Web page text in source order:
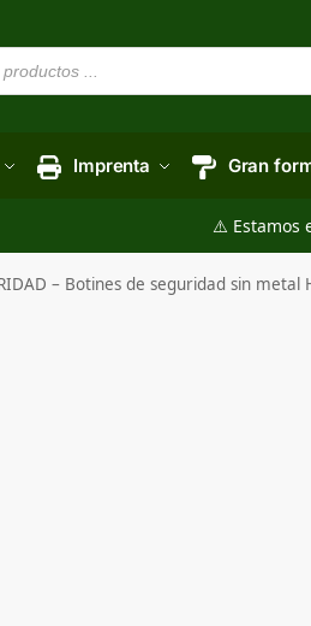
Imprenta Gran
⚠️ Estamos
– Botines de seguridad sin metal